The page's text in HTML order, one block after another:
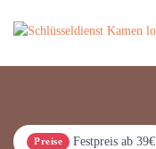
Preise Festpreis ab 39€